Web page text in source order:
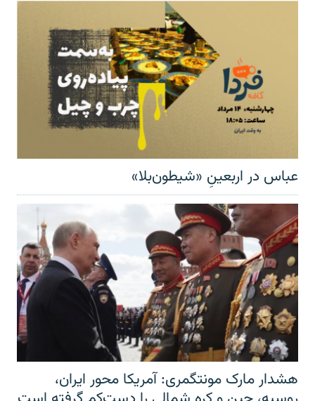
عباس در اربعینِ «شیطون‌بلا»
هشدار مارک مونتگمری: آمریکا محور ایران،